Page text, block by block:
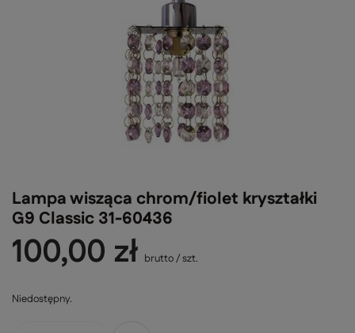
Lampa wisząca chrom/fiolet kryształki
G9 Classic 31-60436
Niedostępny
100,00 zł brutto/szt.